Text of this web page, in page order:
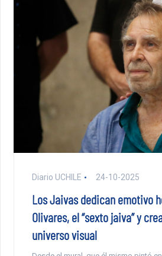
Diario UCHILE 24-10-2025
Los Jaivas dedican emotivo
Olivares, el “sexto jaiva” y
universo visual